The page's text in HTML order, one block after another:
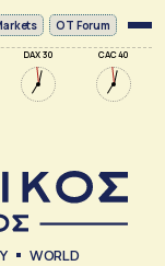
DAX 30 CAC 40
OT Forum
WORLD